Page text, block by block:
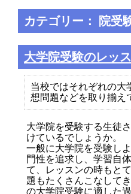
カテゴリー： 院受
大学院受験のレッ
当校ではそれぞれの大
想問題などを取り揃え
大学院を受験する生徒
けているでしょうか。
一般に大学院を受験し
門性を追求し、学習自
て、レッスンの時もと
題もたくさんこなして
の大学院受験に適した
執筆者(英語講師)